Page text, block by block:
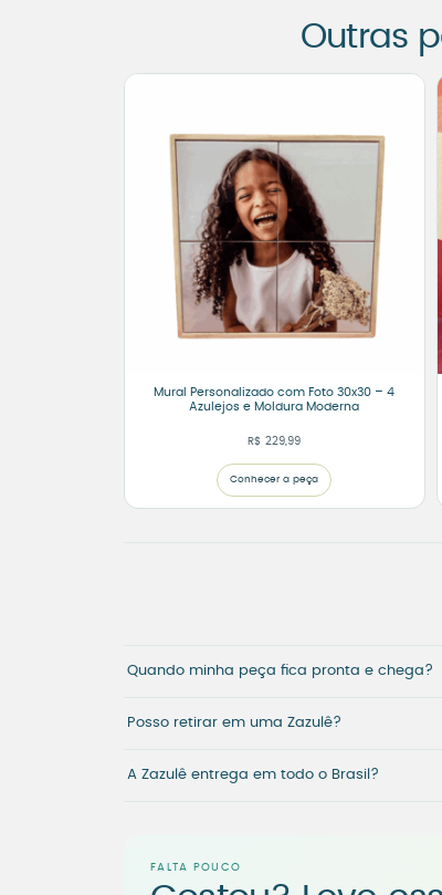
Outras
Mural Personalizado com Foto 30x30 – 4
Azulejos e Moldura Moderna
R$ 229,99
Conhecer a peça
Quando minha peça fica pronta e chega?
Posso retirar em uma Zazulê?
A Zazulê entrega em todo o Brasil?
FALTA POUCO